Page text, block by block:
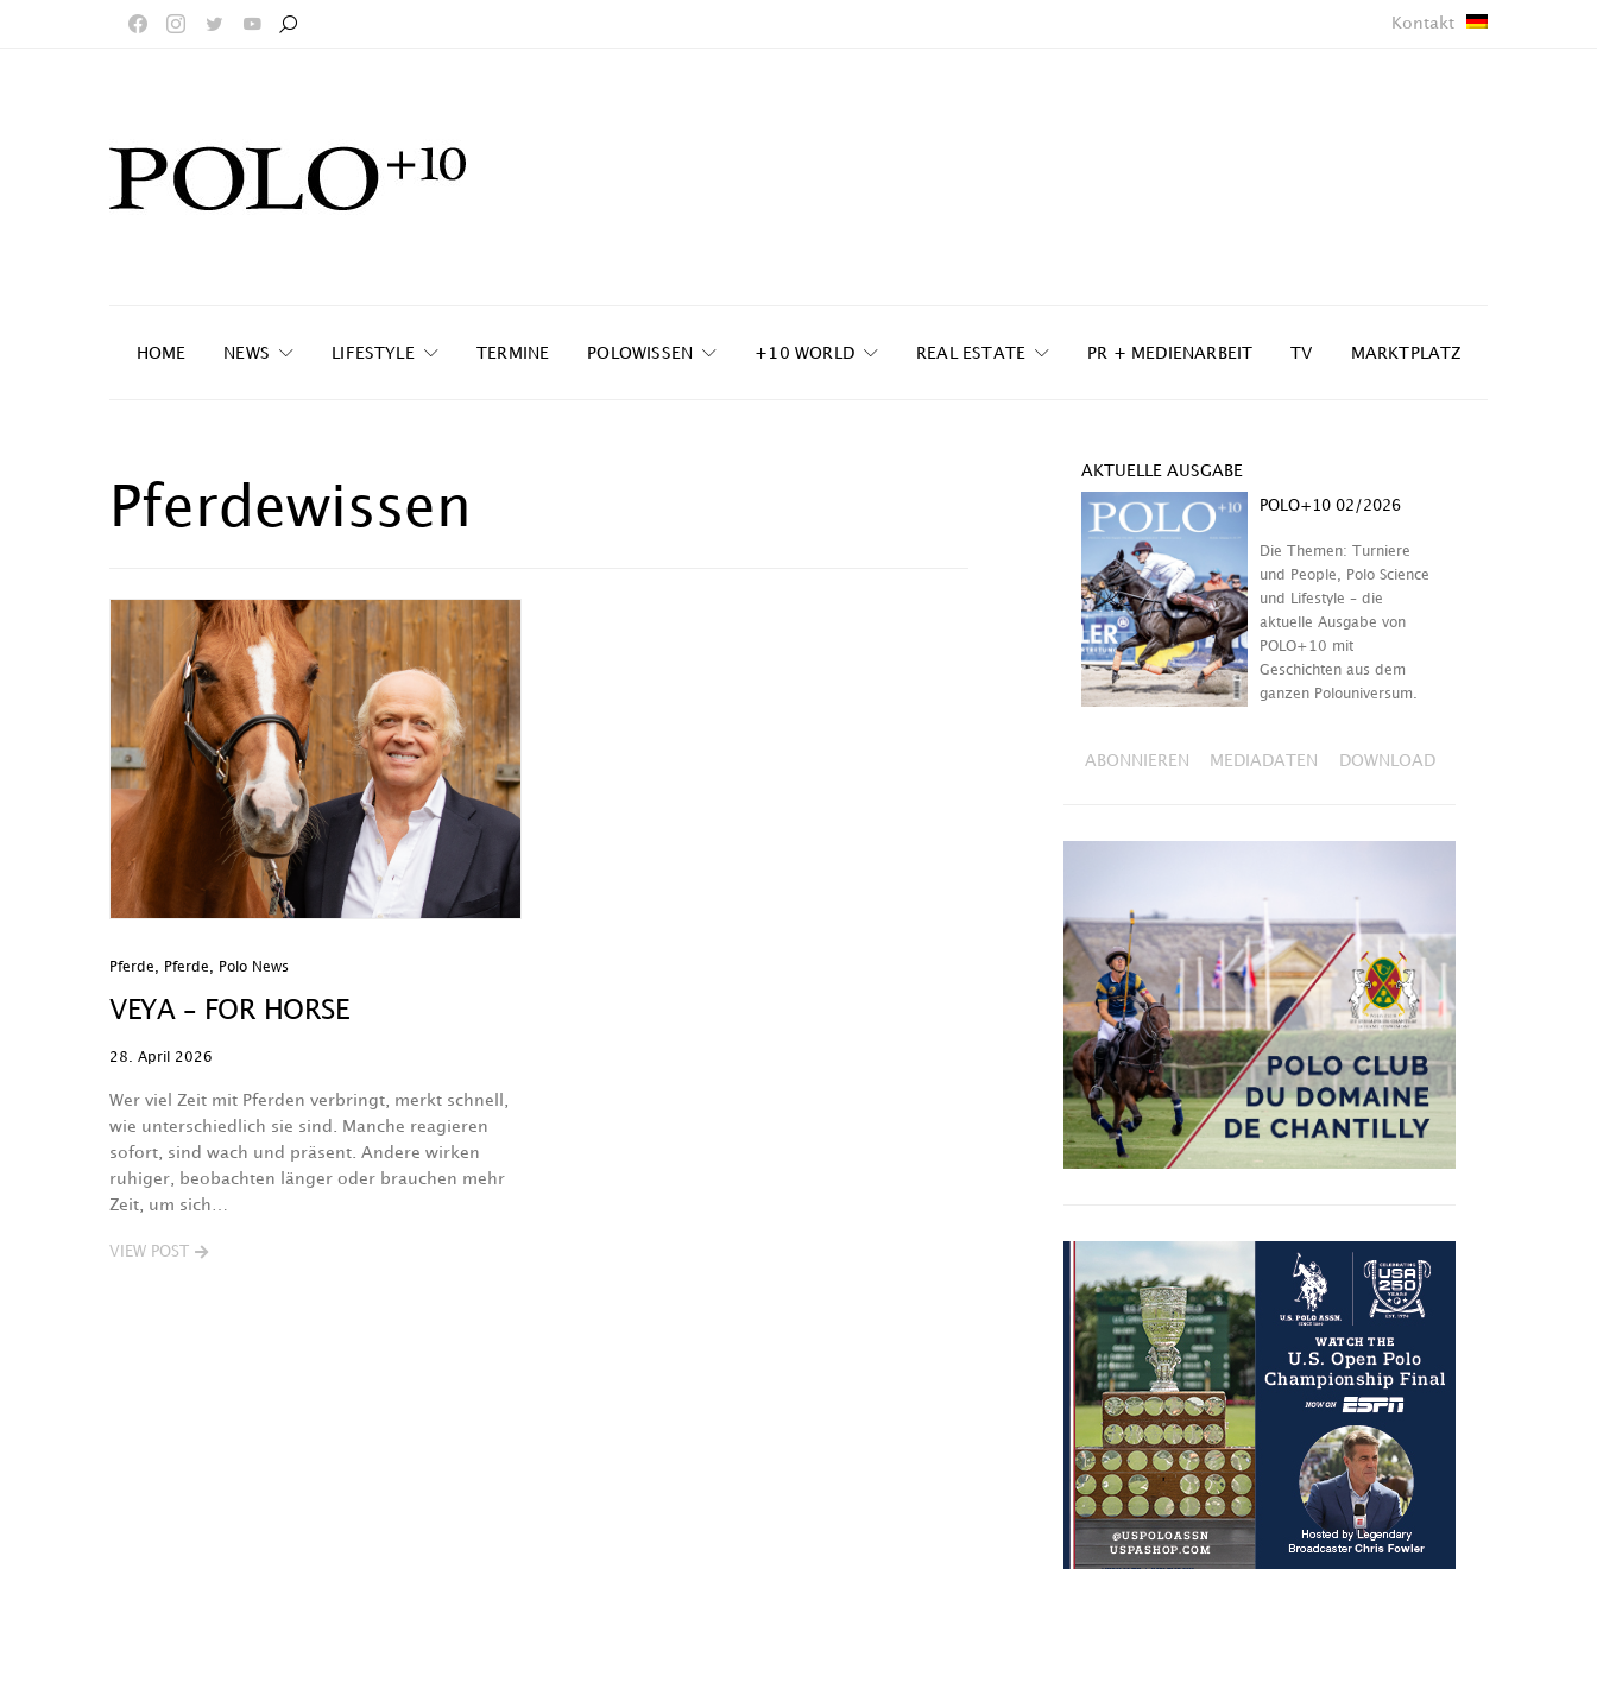
Kontakt
HOME NEWS LIFESTYLE TERMINE POLOWISSEN +10 WORLD REAL ESTATE PR + MEDIENARBEIT TV MARKTPLATZ
Pferdewissen
Pferde Pferde Polo News
VEYA – FOR HORSE
28. April 2026
Wer viel Zeit mit Pferden verbringt, merkt schnell,
wie unterschiedlich sie sind. Manche reagieren
sofort, sind wach und präsent. Andere wirken
ruhiger, beobachten länger oder brauchen mehr
Zeit, um sich…
VIEW POST
AKTUELLE AUSGABE
POLO+10 02/2026
Die Themen: Turniere
und People, Polo Science
und Lifestyle – die
aktuelle Ausgabe von
POLO+10 mit
Geschichten aus dem
ganzen Polouniversum.
ABONNIEREN MEDIADATEN DOWNLOAD